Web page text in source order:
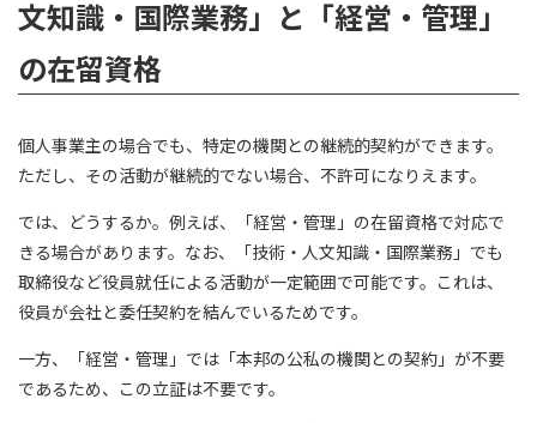
文知識・国際業務」と「経営・管理」
の在留資格
個人事業主の場合でも、特定の機関との継続的契約ができます。
ただし、その活動が継続的でない場合、不許可になりえます。
では、どうするか。例えば、「経営・管理」の在留資格で対応で
きる場合があります。なお、「技術・人文知識・国際業務」でも
取締役など役員就任による活動が一定範囲で可能です。これは、
役員が会社と委任契約を結んでいるためです。
一方、「経営・管理」では「本邦の公私の機関との契約」が不要
であるため、この立証は不要です。